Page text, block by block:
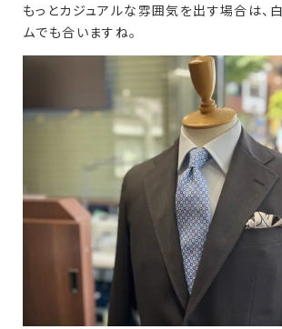
もっとカジュアルな雰囲気を出す場合は、
ムでも合いますね。